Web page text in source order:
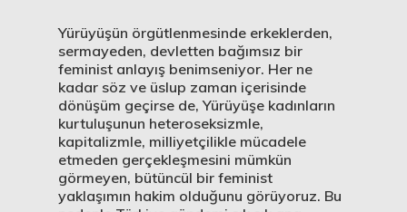
Yürüyüşün örgütlenmesinde erkeklerden,
sermayeden, devletten bağımsız bir
feminist anlayış benimseniyor. Her ne
kadar söz ve üslup zaman içerisinde
dönüşüm geçirse de, Yürüyüşe kadınların
kurtuluşunun heteroseksizmle,
kapitalizmle, milliyetçilikle mücadele
etmeden gerçekleşmesini mümkün
görmeyen, bütüncül bir feminist
yaklaşımın hakim olduğunu görüyoruz. Bu